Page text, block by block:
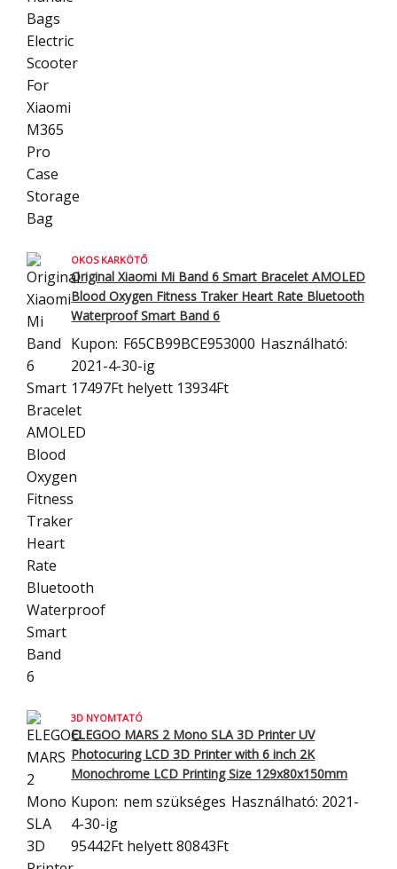
OKOS KARKÖTŐ
Original Xiaomi Mi Band 6 Smart Bracelet AMOLED
Blood Oxygen Fitness Traker Heart Rate Bluetooth
Waterproof Smart Band 6
Kupon: F65CB99BCE953000 Használható:
2021-4-30-ig
17497Ft helyett 13934Ft
3D NYOMTATÓ
ELEGOO MARS 2 Mono SLA 3D Printer UV
Photocuring LCD 3D Printer with 6 inch 2K
Monochrome LCD Printing Size 129x80x150mm
Kupon: nem szükséges Használható: 2021-
4-30-ig
95442Ft helyett 80843Ft